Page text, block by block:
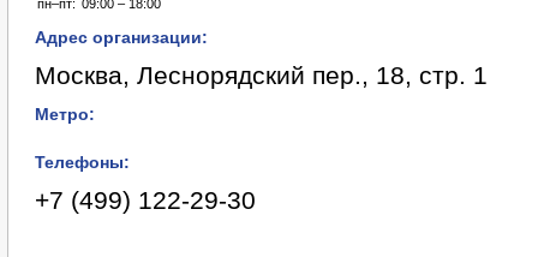
пн–пт: 09:00 – 18:00
Адрес организации:
Москва, Леснорядский пер., 18, стр. 1
Метро:
Телефоны:
+7 (499) 122-29-30